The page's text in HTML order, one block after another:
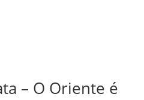
– O Oriente é